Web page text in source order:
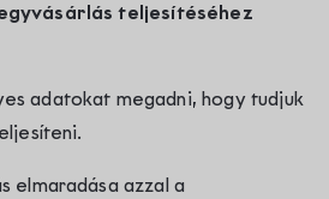
teljesítéséhez
adatokat megadni, hogy tudjuk
elmaradása azzal a